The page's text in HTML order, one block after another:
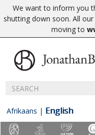
We want to inform you
shutting down soon. All
moving to
Afrikaans | English